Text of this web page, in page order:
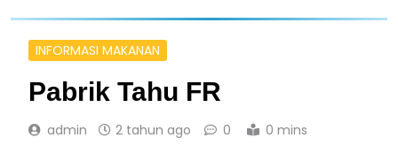
INFORMASI MAKANAN
Pabrik Tahu FR
admin 2 tahun ago 0 0 mins